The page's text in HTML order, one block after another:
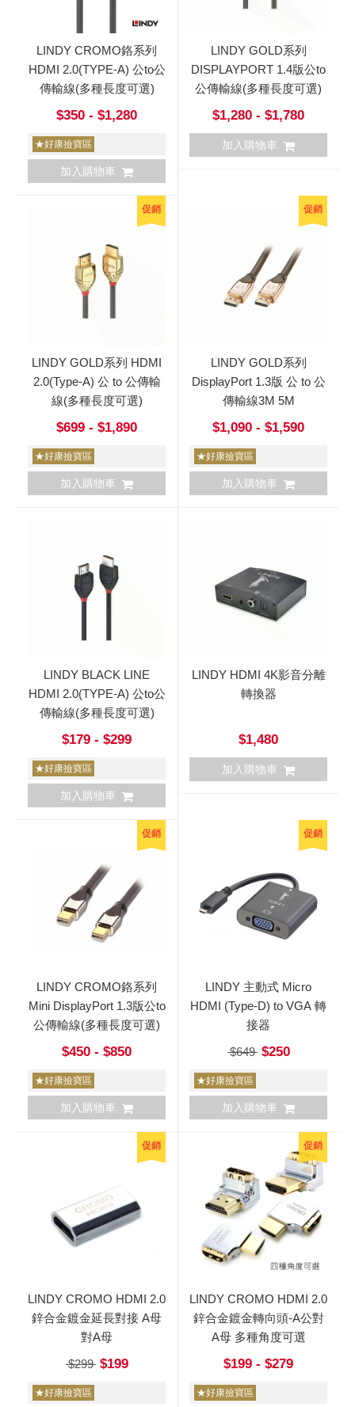
LINDY CROMO鉻系列
HDMI 2.0(TYPE-A) 公to公
傳輸線(多種長度可選)
$350 - $1,280
★好康撿寶區
加入購物車
LINDY GOLD系列
DISPLAYPORT 1.4版公to
公傳輸線(多種長度可選)
$1,280 - $1,780
加入購物車
促銷
LINDY GOLD系列 HDMI
2.0(Type-A) 公 to 公傳輸
線(多種長度可選)
$699 - $1,890
★好康撿寶區
加入購物車
促銷
LINDY GOLD系列
DisplayPort 1.3版 公 to 公
傳輸線3M 5M
$1,090 - $1,590
★好康撿寶區
加入購物車
LINDY BLACK LINE
HDMI 2.0(TYPE-A) 公to公
傳輸線(多種長度可選)
$179 - $299
★好康撿寶區
加入購物車
LINDY HDMI 4K影音分離
轉換器
$1,480
加入購物車
促銷
LINDY CROMO鉻系列
Mini DisplayPort 1.3版公to
公傳輸線(多種長度可選)
$450 - $850
★好康撿寶區
加入購物車
促銷
LINDY 主動式 Micro
HDMI (Type-D) to VGA 轉
接器
$649$250
★好康撿寶區
加入購物車
促銷
LINDY CROMO HDMI 2.0
鋅合金鍍金延長對接 A母
對A母
$299$199
★好康撿寶區
促銷
LINDY CROMO HDMI 2.0
鋅合金鍍金轉向頭-A公對
A母 多種角度可選
$199 - $279
★好康撿寶區